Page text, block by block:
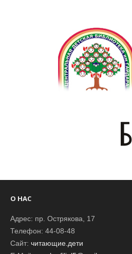
О НАС
Адрес: пр. Острякова, 17
Телефон: 44-08-48
Сайт: читающие.дети